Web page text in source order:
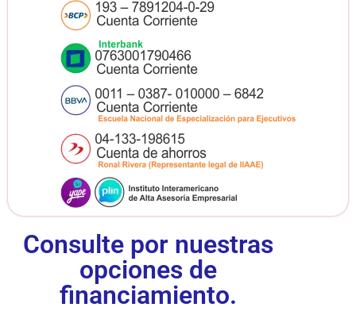
Consulte por nuestras
opciones de
financiamiento.